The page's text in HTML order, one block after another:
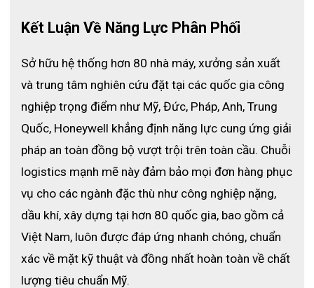
Kết Luận Về Năng Lực Phân Phối
Sở hữu hệ thống hơn 80 nhà máy, xưởng sản xuất
và trung tâm nghiên cứu đặt tại các quốc gia công
nghiệp trọng điểm như Mỹ, Đức, Pháp, Anh, Trung
Quốc, Honeywell khẳng định năng lực cung ứng giải
pháp an toàn đồng bộ vượt trội trên toàn cầu. Chuỗi
logistics mạnh mẽ này đảm bảo mọi đơn hàng phục
vụ cho các ngành đặc thù như công nghiệp nặng,
dầu khí, xây dựng tại hơn 80 quốc gia, bao gồm cả
Việt Nam, luôn được đáp ứng nhanh chóng, chuẩn
xác về mặt kỹ thuật và đồng nhất hoàn toàn về chất
lượng tiêu chuẩn Mỹ.